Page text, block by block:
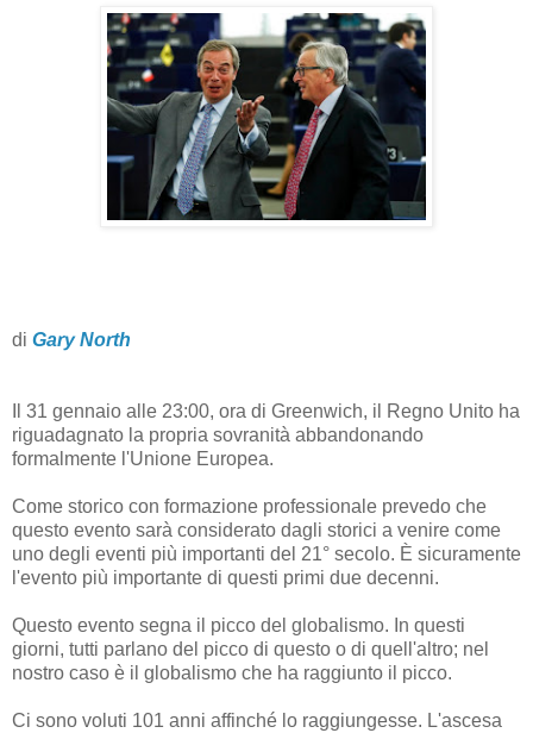
di Gary North
Il 31 gennaio alle 23:00, ora di Greenwich, il Regno Unito ha
riguadagnato la propria sovranità abbandonando
formalmente l'Unione Europea.
Come storico con formazione professionale prevedo che
questo evento sarà considerato dagli storici a venire come
uno degli eventi più importanti del 21° secolo. È sicuramente
l'evento più importante di questi primi due decenni.
Questo evento segna il picco del globalismo. In questi
giorni, tutti parlano del picco di questo o di quell'altro; nel
nostro caso è il globalismo che ha raggiunto il picco.
Ci sono voluti 101 anni affinché lo raggiungesse. L'ascesa